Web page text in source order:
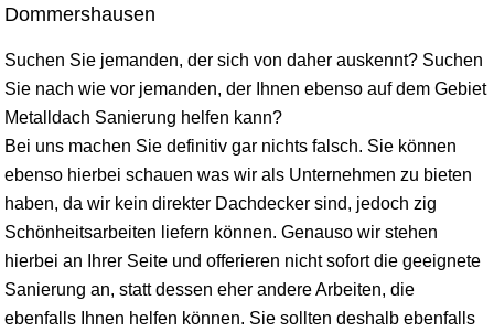
Dommershausen
Suchen Sie jemanden, der sich von daher auskennt? Suchen
Sie nach wie vor jemanden, der Ihnen ebenso auf dem Gebiet
Metalldach Sanierung helfen kann?
Bei uns machen Sie definitiv gar nichts falsch. Sie können
ebenso hierbei schauen was wir als Unternehmen zu bieten
haben, da wir kein direkter Dachdecker sind, jedoch zig
Schönheitsarbeiten liefern können. Genauso wir stehen
hierbei an Ihrer Seite und offerieren nicht sofort die geeignete
Sanierung an, statt dessen eher andere Arbeiten, die
ebenfalls Ihnen helfen können. Sie sollten deshalb ebenfalls